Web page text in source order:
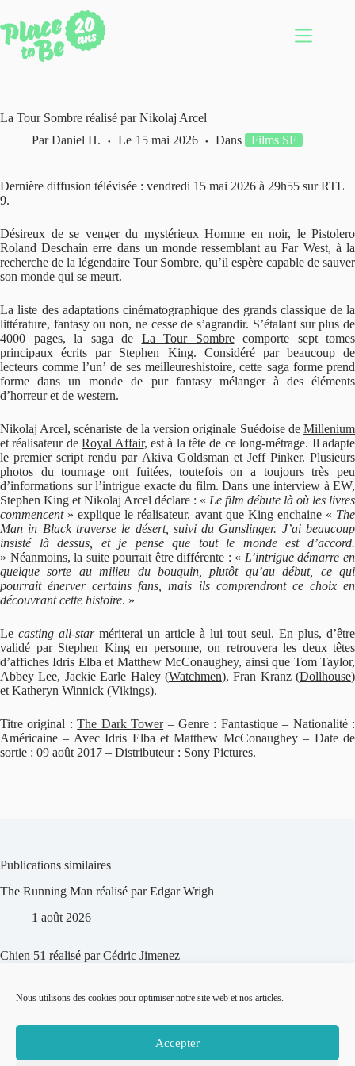
Nous utilisons des cookies pour optimiser notre site web et nos articles.
Accepter
au
contenu
La Tour Sombre réalisé par Nikolaj Arcel
Par Daniel H. Le 15 mai 2026 Dans Films SF
Dernière diffusion télévisée : vendredi 15 mai 2026 à 29h55 sur RTL
9.
Désireux de se venger du mystérieux Homme en noir, le Pistolero
Roland Deschain erre dans un monde ressemblant au Far West, à la
recherche de la légendaire Tour Sombre, qu’il espère capable de sauver
son monde qui se meurt.
La liste des adaptations cinématographique des grands classique de la
littérature, fantasy ou non, ne cesse de s’agrandir. S’étalant sur plus de
4000 pages, la saga de La Tour Sombrecomporte sept tomes
principaux écrits par Stephen King. Considéré par beaucoup de
lecteurs comme l’un’ de ses meilleureshistoire, cette saga forme prend
forme dans un monde de pur fantasy mélanger à des éléments
d’horreur et de western.
Nikolaj Arcel, scénariste de la version originale Suédoise de Millenium
et réalisateur deRoyal Affair, est à la tête de ce long-métrage. Il adapte
le premier script rendu par Akiva Goldsman et Jeff Pinker. Plusieurs
photos du tournage ont fuitées, toutefois on a toujours très peu
d’informations sur l’intrigue exacte du film. Dans une interview à EW,
Stephen King et Nikolaj Arcel déclare : « Le film débute là où les livres
commencent » explique le réalisateur, avant que King enchaine « The
Man in Black traverse le désert, suivi du Gunslinger. J’ai beaucoup
insisté là dessus, et je pense que tout le monde est d’accord.
» Néanmoins, la suite pourrait être différente : « L’intrigue démarre en
quelque sorte au milieu du bouquin, plutôt qu’au début, ce qui
pourrait énerver certains fans, mais ils comprendront ce choix en
découvrant cette histoire. »
Le casting all-starmériterai un article à lui tout seul. En plus, d’être
validé par Stephen King en personne, on retrouvera les deux têtes
d’affiches Idris Elba et Matthew McConaughey, ainsi que Tom Taylor,
Abbey Lee, Jackie Earle Haley (Watchmen), Fran Kranz (Dollhouse)
et Katheryn Winnick (Vikings).
Titre original :The Dark Tower– Genre : Fantastique – Nationalité :
Américaine – Avec Idris Elba et Matthew McConaughey – Date de
sortie : 09 août 2017 – Distributeur : Sony Pictures.
Publications similaires
The Running Man réalisé par Edgar Wrigh
1 août 2026
Chien 51 réalisé par Cédric Jimenez